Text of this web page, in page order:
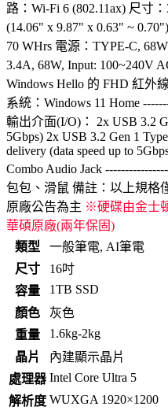
路：Wi-Fi 6 (802.11ax) 尺寸
(14.06" x 9.87" x 0.63" ~
70 WHrs 電源：TYPE-C,
3.4A, 68W, Input: 100~240V
Windows Hello 的 FHD 紅外
系統：Windows 11 Home
輸出介面(I/O)： 2x USB 3.2
5Gbps) 2x USB 3.2 Gen 1
delivery (data speed up to
Combo Audio Jack
包包、滑鼠 備註：以上規格
原廠公告為主 ※硬碟由金士
華碩原廠(兩年保固)
類型
一般筆電, AI筆電
尺寸
16吋
容量
1TB SSD
顏色
灰色
重量
1.6kg-2kg
晶片
內建顯示晶片
處理器 Intel Core Ultra 5
解析度 WUXGA 1920×1200